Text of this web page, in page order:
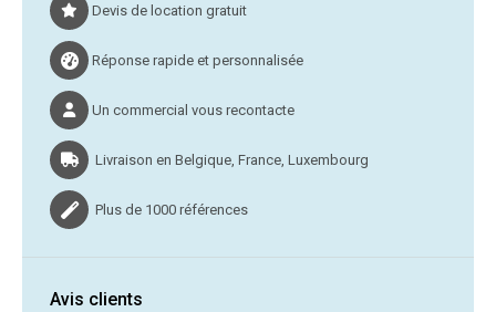
Devis de location gratuit
Réponse rapide et personnalisée
Un commercial vous recontacte
Livraison en Belgique, France, Luxembourg
Plus de 1000 références
Avis clients